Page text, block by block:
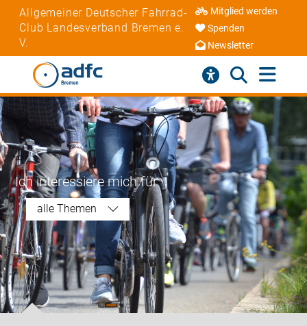
Allgemeiner Deutscher Fahrrad-
Club Landesverband Bremen e.
V.
Mitglied werden
Spenden
Newsletter
Ich interessiere mich für
alle Themen